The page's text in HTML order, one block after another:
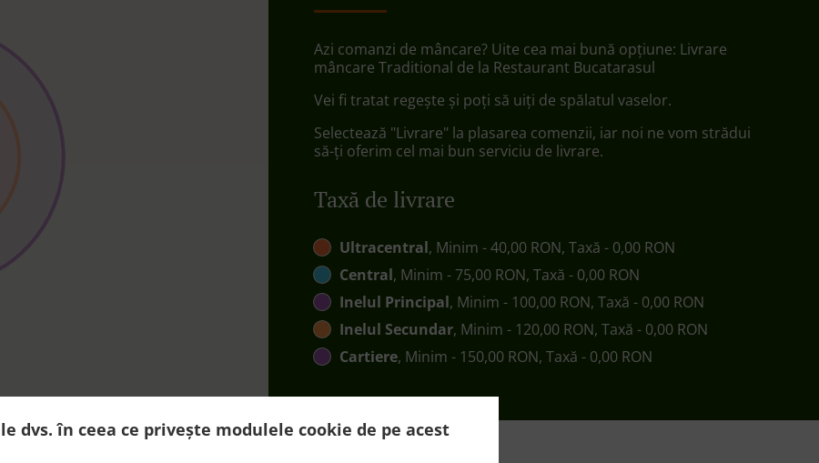
dvs. în ceea ce privește modulele cookie de pe acest
Azi comanzi de mâncare? Uite cea mai bună opțiune: Livrare
mâncare Traditional de la Restaurant Bucatarasul
Vei fi tratat regește și poți să uiți de spălatul vaselor.
Selectează "Livrare" la plasarea comenzii, iar noi ne vom strădui
să-ți oferim cel mai bun serviciu de livrare.
Taxă de livrare
Ultracentral, Minim - 40,00 RON, Taxă - 0,00 RON
Central, Minim - 75,00 RON, Taxă - 0,00 RON
Inelul Principal, Minim - 100,00 RON, Taxă - 0,00 RON
Inelul Secundar, Minim - 120,00 RON, Taxă - 0,00 RON
Cartiere, Minim - 150,00 RON, Taxă - 0,00 RON